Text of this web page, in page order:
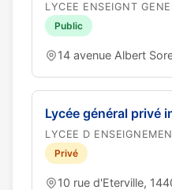
LYCEE ENSEIGNT
Public
14 avenue Albert
Lycée général privé
LYCEE D
Privé
10 rue d'Eterville,